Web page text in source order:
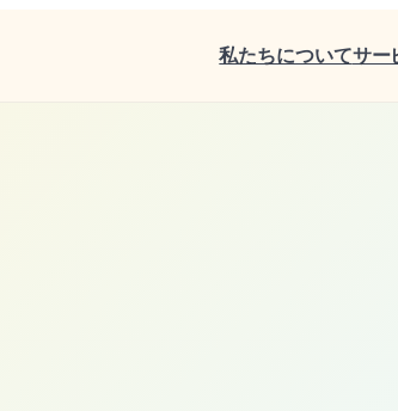
私たちについてサー